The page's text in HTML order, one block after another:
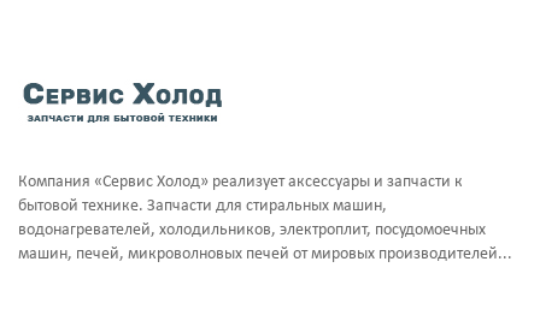
Компания «Сервис Холод» реализует аксессуары и запчасти к
бытовой технике. Запчасти для стиральных машин,
водонагревателей, холодильников, электроплит, посудомоечных
машин, печей, микроволновых печей от мировых производителей...